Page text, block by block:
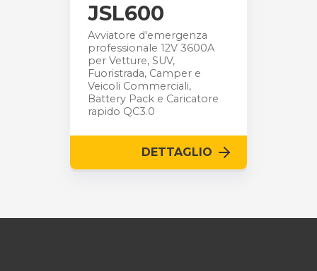
JSL600
Avviatore d'emergenza
professionale 12V 3600A
per Vetture, SUV,
Fuoristrada, Camper e
Veicoli Commerciali,
Battery Pack e Caricatore
rapido QC3.0
DETTAGLIO